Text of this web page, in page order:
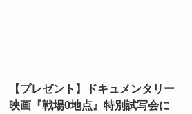
【プレゼント】ドキュメンタリー
映画『戦場0地点』特別試写会に